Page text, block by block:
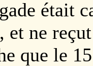
était
et ne
que le